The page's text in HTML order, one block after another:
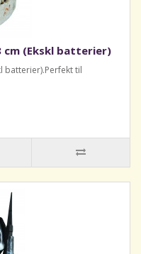
cm (Ekskl batterier)
batterier).Perfekt til